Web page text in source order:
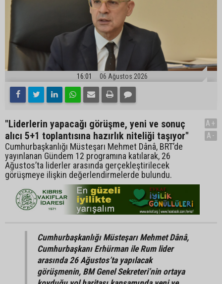
16:01 06 Ağustos 2026
"Liderlerin yapacağı görüşme, yeni ve sonuç
alıcı 5+1 toplantısına hazırlık niteliği taşıyor"
Cumhurbaşkanlığı Müsteşarı Mehmet Dânâ, BRT’de
yayınlanan Gündem 12 programına katılarak, 26
Ağustos’ta liderler arasında gerçekleştirilecek
görüşmeye ilişkin değerlendirmelerde bulundu.
A+
A-
Cumhurbaşkanlığı Müsteşarı Mehmet Dânâ,
Cumhurbaşkanı Erhürman ile Rum lider
arasında 26 Ağustos’ta yapılacak
görüşmenin, BM Genel Sekreteri’nin ortaya